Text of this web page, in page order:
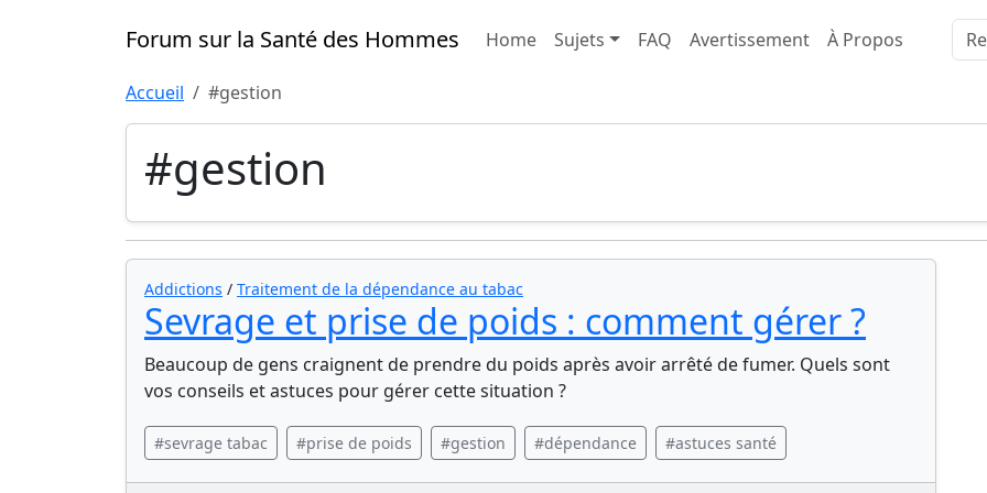
Forum sur la Santé des Hommes Home Sujets FAQ Avertissement À Propos
Accueil #gestion
#gestion
Addictions / Traitement de la dépendance au tabac
Sevrage et prise de poids : comment gérer ?
Beaucoup de gens craignent de prendre du poids après avoir arrêté de fumer. Quels sont
vos conseils et astuces pour gérer cette situation ?
#sevrage tabac #prise de poids #gestion #dépendance #astuces santé